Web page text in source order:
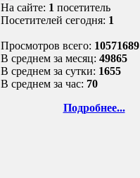
На сайте: 1 посетитель
Посетителей сегодня: 1
Просмотров всего: 10571689
В среднем за месяц: 49865
В среднем за сутки: 1655
В среднем за час: 70
Подробнее...